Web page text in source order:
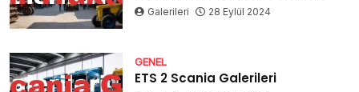
Galerileri 28 Eylül 2024
GENEL
ETS 2 Scania Galerileri